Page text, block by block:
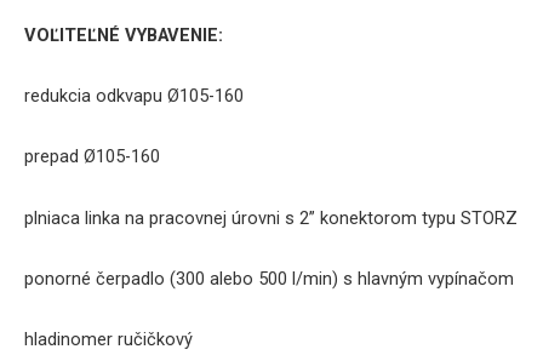
VOĽITEĽNÉ VYBAVENIE:
redukcia odkvapu Ø105-160
prepad Ø105-160
plniaca linka na pracovnej úrovni s 2” konektorom typu STORZ
ponorné čerpadlo (300 alebo 500 l/min) s hlavným vypínačom
hladinomer ručičkový